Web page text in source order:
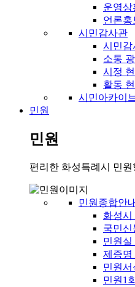
운영상
언론홍
시민감사관
시민감
소통
시정
활동
시민아카이브
민원
민원
편리한 화성특례시 민
민원종합안내
화성시
국민신
민원실
제증명
민원서
민원1